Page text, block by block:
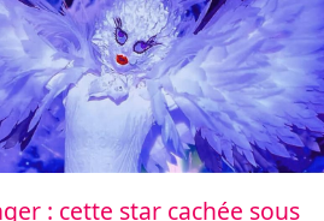
: cette star cachée sous